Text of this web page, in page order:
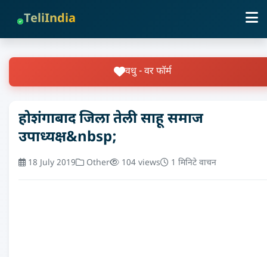
TeliIndia
वधु - वर फॉर्म
होशंगाबाद जिला तेली साहू समाज
उपाध्यक्ष&nbsp;
18 July 2019 Other 104 views 1 मिनिटे वाचन